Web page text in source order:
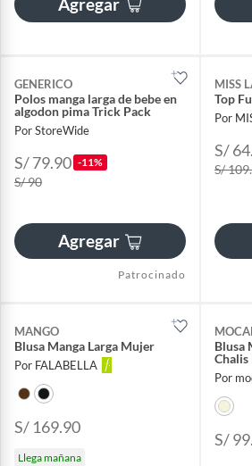
GENERICO
Polos manga larga de bebe en
algodon pima Trick Pack
Por StoreWide
S/ 79.90 -11%
S/ 90
Agregar
Patrocinado
MISS
Top
Por
S/
S/
MANGO
Blusa Manga Larga Mujer
Por FALABELLA
S/ 169.90
Llega mañana
Blusa
Chalis
Por
S/